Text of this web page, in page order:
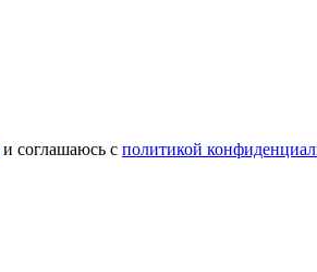
и соглашаюсь с политикой